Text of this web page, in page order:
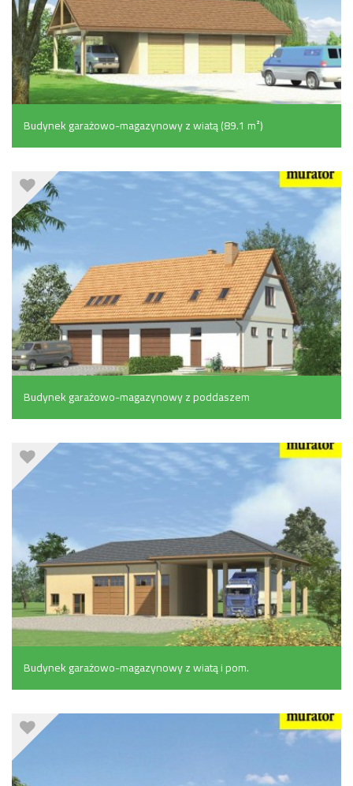
Budynek garażowo-magazynowy z wiatą (89.1 m²)
Budynek garażowo-magazynowy z poddaszem
mieszkalnym (254.6 m²)
Budynek garażowo-magazynowy z wiatą i pom.
pomocniczymi (137.5 m²)